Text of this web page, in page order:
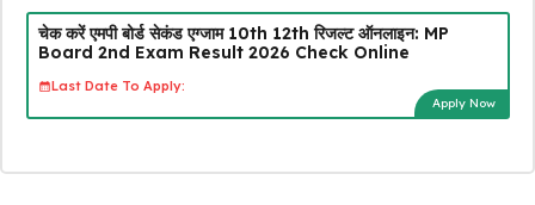
चेक करें एमपी बोर्ड सेकंड एग्जाम 10th 12th रिजल्ट ऑनलाइन: MP
Board 2nd Exam Result 2026 Check Online
Last Date To Apply:
Apply Now